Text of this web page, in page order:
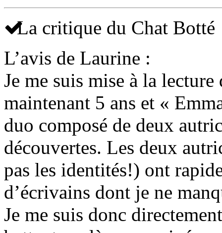
La critique du Chat Botté
L’avis de Laurine :
Je me suis mise à la
maintenant 5 ans et «
duo composé de deux
découvertes. Les deux
pas les identités!) ont
d’écrivains dont je ne
Je me suis donc